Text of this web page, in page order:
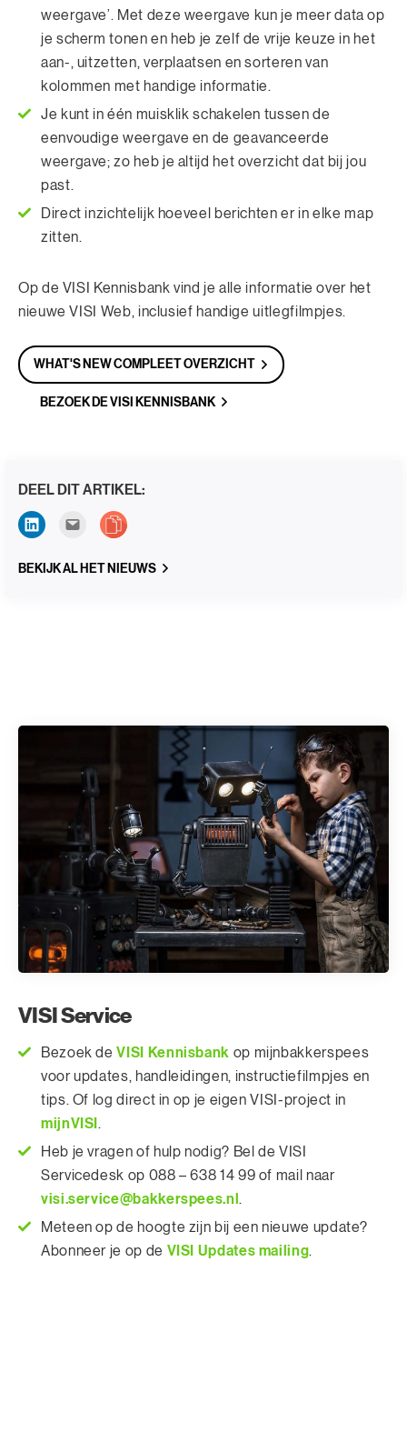
weergave’. Met deze weergave kun je meer data op
je scherm tonen en heb je zelf de vrije keuze in het
aan-, uitzetten, verplaatsen en sorteren van
kolommen met handige informatie.
Je kunt in één muisklik schakelen tussen de
eenvoudige weergave en de geavanceerde
weergave; zo heb je altijd het overzicht dat bij jou
past.
Direct inzichtelijk hoeveel berichten er in elke map
zitten.
Op de VISI Kennisbank vind je alle informatie over het
nieuwe VISI Web, inclusief handige uitlegfilmpjes.
WHAT'S NEW COMPLEET OVERZICHT
BEZOEK DE VISI KENNISBANK
DEEL DIT ARTIKEL:
BEKIJK AL HET NIEUWS
VISI Service
Bezoek deVISI Kennisbank op mijnbakkerspees
voor updates, handleidingen, instructiefilmpjes en
tips. Of log direct in op je eigen VISI-project in
mijnVISI.
Heb je vragen of hulp nodig? Bel de VISI
Servicedesk op 088 – 638 14 99 of mail naar
visi.service@bakkerspees.nl.
Meteen op de hoogte zijn bij een nieuwe update?
Abonneer je op de VISI Updates mailing.